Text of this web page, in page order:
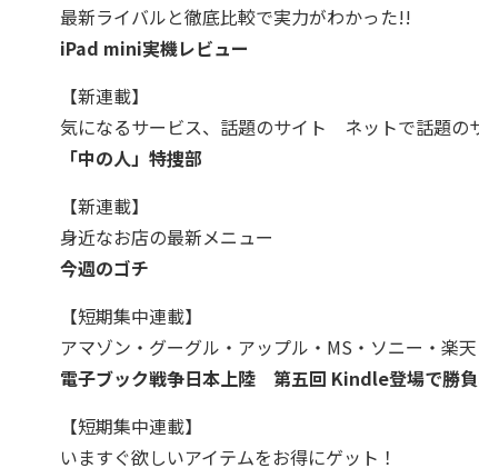
最新ライバルと徹底比較で実力がわかった!!
iPad mini実機レビュー
【新連載】
気になるサービス、話題のサイト ネットで話題の
「中の人」特捜部
【新連載】
身近なお店の最新メニュー
今週のゴチ
【短期集中連載】
アマゾン・グーグル・アップル・MS・ソニー・楽天
電子ブック戦争日本上陸 第五回 Kindle登場で勝
【短期集中連載】
いますぐ欲しいアイテムをお得にゲット！